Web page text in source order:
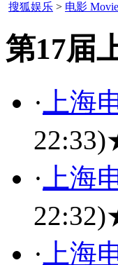
搜狐娱乐 > 电影 Movie
第17届
· 上海
22:33)
· 上海
22:32)
· 上海